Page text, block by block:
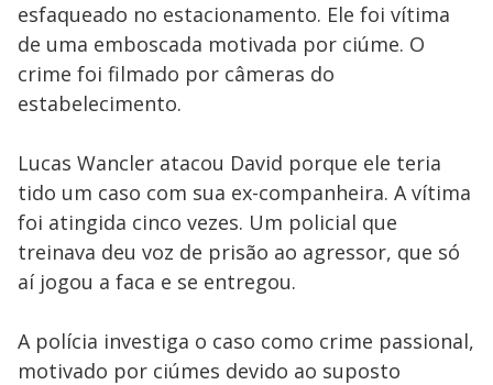
esfaqueado no estacionamento. Ele foi vítima
de uma emboscada motivada por ciúme. O
crime foi filmado por câmeras do
estabelecimento.
Lucas Wancler atacou David porque ele teria
tido um caso com sua ex-companheira. A vítima
foi atingida cinco vezes. Um policial que
treinava deu voz de prisão ao agressor, que só
aí jogou a faca e se entregou.
A polícia investiga o caso como crime passional,
motivado por ciúmes devido ao suposto